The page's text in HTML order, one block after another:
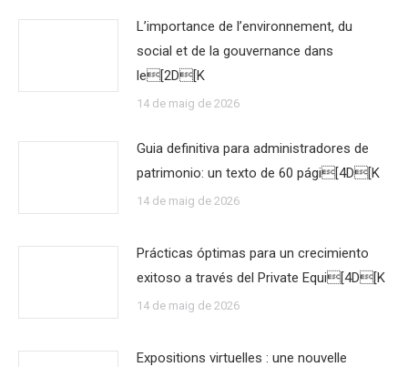
L’importance de l’environnement, du
social et de la gouvernance dans
le[2D[K
14 de maig de 2026
Guia definitiva para administradores de
patrimonio: un texto de 60 pági[4D[K
14 de maig de 2026
Prácticas óptimas para un crecimiento
exitoso a través del Private Equi[4D[K
14 de maig de 2026
Expositions virtuelles : une nouvelle